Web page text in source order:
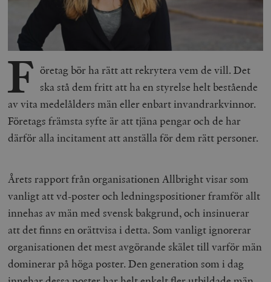
F öretag bör ha rätt att rekrytera vem de vill. Det
ska stå dem fritt att ha en styrelse helt bestående
av vita medelålders män eller enbart invandrarkvinnor.
Företags främsta syfte är att tjäna pengar och de har
därför alla incitament att anställa för dem rätt personer.
Årets rapport från organisationen Allbright visar som
vanligt att vd-poster och ledningspositioner framför allt
innehas av män med svensk bakgrund, och insinuerar
att det finns en orättvisa i detta. Som vanligt ignorerar
organisationen det mest avgörande skälet till varför män
dominerar på höga poster. Den generation som i dag